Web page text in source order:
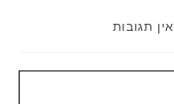
אין תגובות